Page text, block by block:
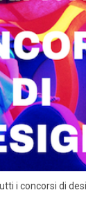
i concorsi di